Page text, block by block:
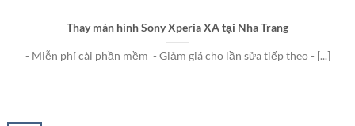
Thay màn hình Sony Xperia XA tại Nha Trang
- Miễn phí cài phần mềm - Giảm giá cho lần sửa tiếp theo - [...]